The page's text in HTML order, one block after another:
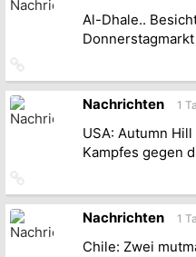
Al-Dhale..
zum
Originalbeitrag
Nachrichten 1
USA: Autumn
Kampfes gegen
zum
Originalbeitrag
Nachrichten 1
Chile: Zwei